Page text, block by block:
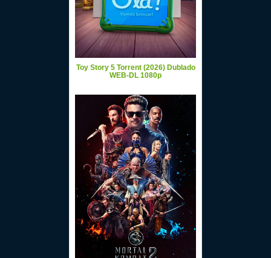
Toy Story 5 Torrent (2026) Dublado
WEB-DL 1080p